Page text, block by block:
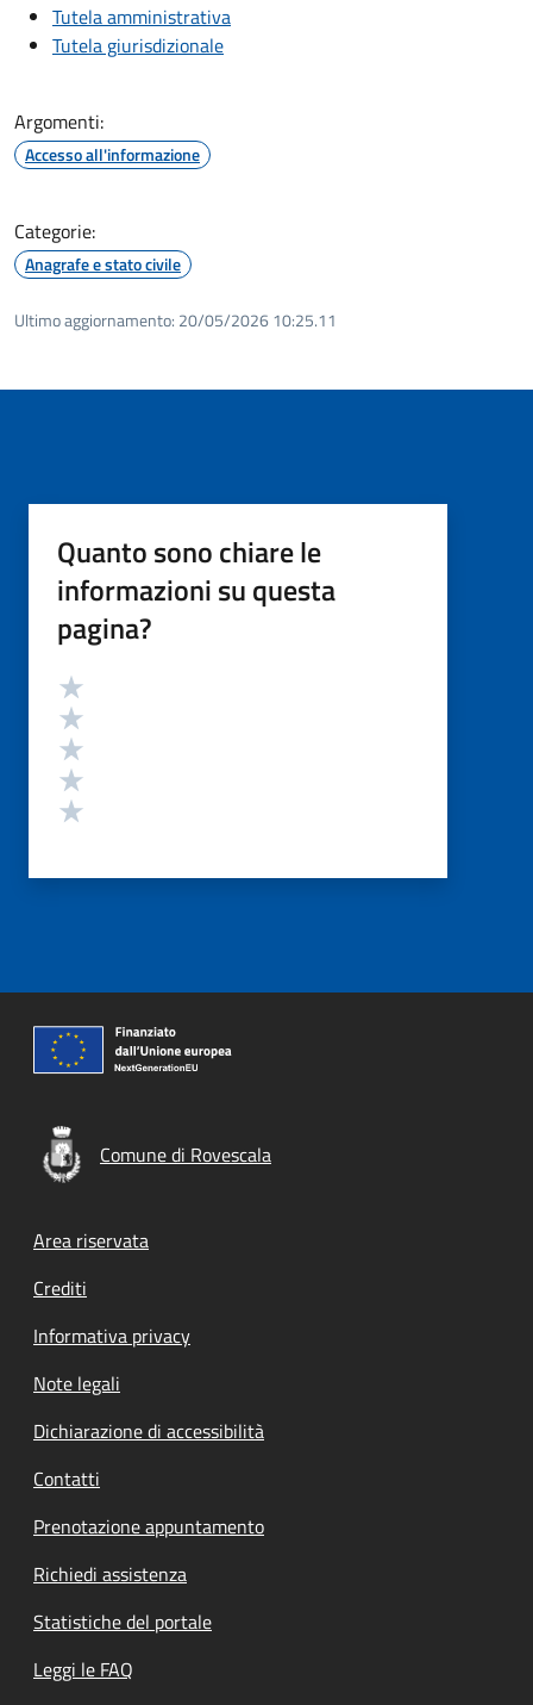
Tutela amministrativa
Tutela giurisdizionale
Argomenti:
Accesso all'informazione
Categorie:
Anagrafe e stato civile
Ultimo aggiornamento: 20/05/2026 10:25.11
Quanto sono chiare le
informazioni su questa
pagina?
Valutazione
Comune di Rovescala
Footer menu
Area riservata
Crediti
Informativa privacy
Note legali
Dichiarazione di accessibilità
Contatti
Prenotazione appuntamento
Richiedi assistenza
Statistiche del portale
Leggi le FAQ